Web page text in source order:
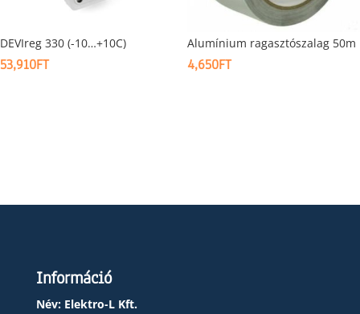
DEVIreg 330 (-10…+10C)
53,910FT
Alumínium ragasztószalag 50m
4,650FT
Információ
Név: Elektro-L Kft.